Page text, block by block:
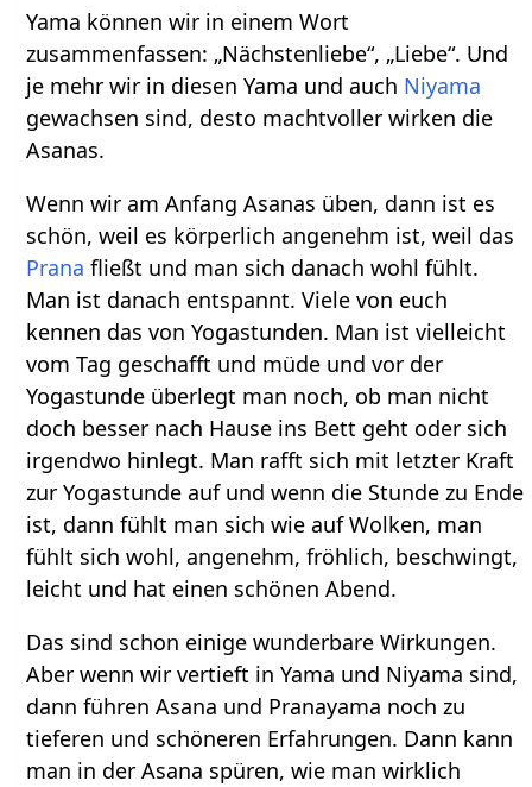
Yama können wir in einem Wort
zusammenfassen: „Nächstenliebe“, „Liebe“. Und
je mehr wir in diesen Yama und auch Niyama
gewachsen sind, desto machtvoller wirken die
Asanas.
Wenn wir am Anfang Asanas üben, dann ist es
schön, weil es körperlich angenehm ist, weil das
Prana fließt und man sich danach wohl fühlt.
Man ist danach entspannt. Viele von euch
kennen das von Yogastunden. Man ist vielleicht
vom Tag geschafft und müde und vor der
Yogastunde überlegt man noch, ob man nicht
doch besser nach Hause ins Bett geht oder sich
irgendwo hinlegt. Man rafft sich mit letzter Kraft
zur Yogastunde auf und wenn die Stunde zu Ende
ist, dann fühlt man sich wie auf Wolken, man
fühlt sich wohl, angenehm, fröhlich, beschwingt,
leicht und hat einen schönen Abend.
Das sind schon einige wunderbare Wirkungen.
Aber wenn wir vertieft in Yama und Niyama sind,
dann führen Asana und Pranayama noch zu
tieferen und schöneren Erfahrungen. Dann kann
man in der Asana spüren, wie man wirklich